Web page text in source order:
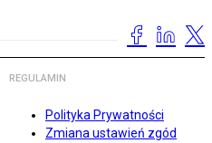
REGULAMIN
Polityka Prywatności
Zmiana ustawień zgód